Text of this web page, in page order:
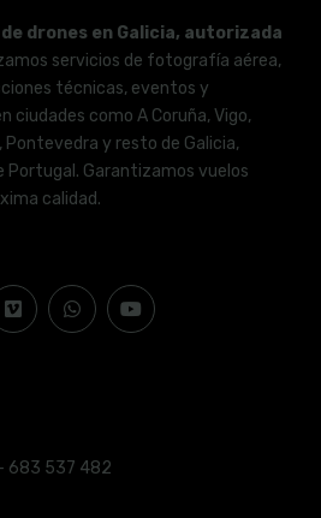
drones en Galicia, autorizada
servicios de fotografía aérea,
técnicas, eventos y
ciudades como A Coruña, Vigo,
Pontevedra y resto de Galicia,
Portugal. Garantizamos vuelos
calidad.
683 537 482